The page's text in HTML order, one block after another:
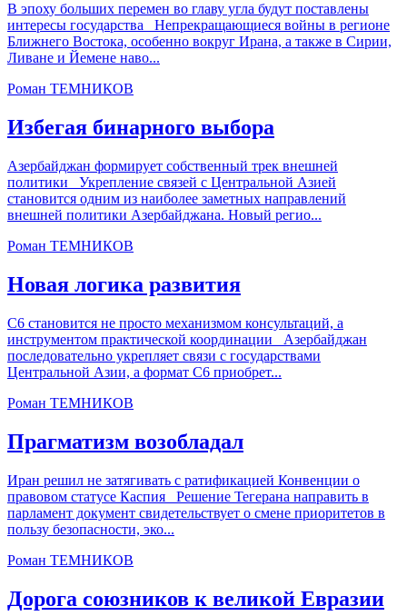
В эпоху больших перемен во главу угла будут поставлены
интересы государства Непрекращающиеся войны в регионе
Ближнего Востока, особенно вокруг Ирана, а также в Сирии,
Ливане и Йемене наво...
Роман ТЕМНИКОВ
Избегая бинарного выбора
Азербайджан формирует собственный трек внешней
политики Укрепление связей с Центральной Азией
становится одним из наиболее заметных направлений
внешней политики Азербайджана. Новый регио...
Роман ТЕМНИКОВ
Новая логика развития
С6 становится не просто механизмом консультаций, а
инструментом практической координации Азербайджан
последовательно укрепляет связи с государствами
Центральной Азии, а формат С6 приобрет...
Роман ТЕМНИКОВ
Прагматизм возобладал
Иран решил не затягивать с ратификацией Конвенции о
правовом статусе Каспия Решение Тегерана направить в
парламент документ свидетельствует о смене приоритетов в
пользу безопасности, эко...
Роман ТЕМНИКОВ
Дорога союзников к великой Евразии